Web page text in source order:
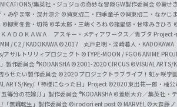
集英社・ジョジョの奇妙な冒険GW製作委員会 ©葵せ
みやま零・深井涼介 ©賀東招二・四季童子 ©賀東招二・なかじ
©柳実冬貴・切符 ©羊太郎・三嶋くろね ©諸星悠・甘味みきひろ
ＡＤＯＫＡＷＡ アスキー・メディアワークス／青ブタ Project
/ C2 / KADOKAWA ©2017 丸戸史明・深崎暮人・
アサルトリリィプロジェクト ©TYPE-MOON / FGO6 ANIME
製作委員会 ®KODANSHA ©2001-2020 CIRCUS ©VISUAL ARTS/
らせたい製作委員会 ©2020 プロジェクトラブライブ！虹ヶ咲学
ARTS/Key/「神様になった日」Project ©2020 東出祐一郎・橘公
等分の花嫁∬」製作委員会 ®KODANSHA ©葦原大介／集英社・
無職転生」製作委員会 ©irodori ent post © MARVEL ©大森藤ノ